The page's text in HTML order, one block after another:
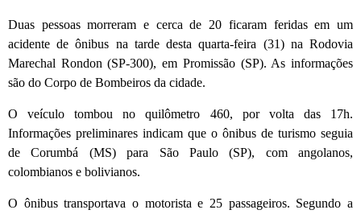
Duas pessoas morreram e cerca de 20 ficaram feridas em um
acidente de ônibus na tarde desta quarta-feira (31) na Rodovia
Marechal Rondon (SP-300), em Promissão (SP). As informações
são do Corpo de Bombeiros da cidade.
O veículo tombou no quilômetro 460, por volta das 17h.
Informações preliminares indicam que o ônibus de turismo seguia
de Corumbá (MS) para São Paulo (SP), com angolanos,
colombianos e bolivianos.
O ônibus transportava o motorista e 25 passageiros. Segundo a